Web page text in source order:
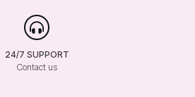
24/7 SUPPORT
Contact us